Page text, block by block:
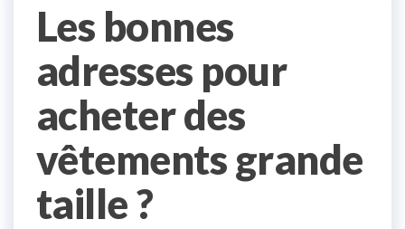
Les bonnes
adresses pour
acheter des
vêtements grande
taille ?